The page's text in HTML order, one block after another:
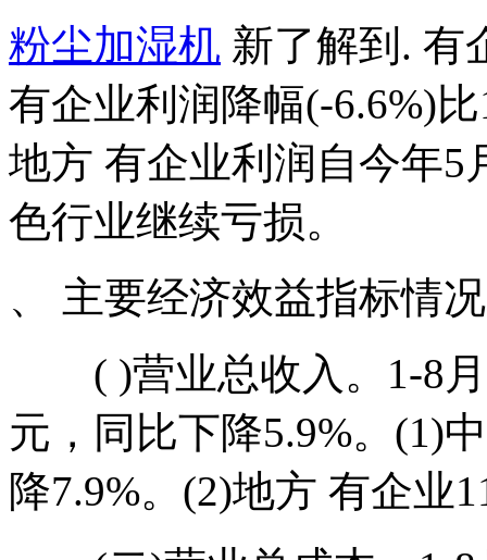
粉尘加湿机 新了解到. 有
有企业利润降幅(-6.6%)
地方 有企业利润自今年5
色行业继续亏损。
、 主要经济效益指标情况
( )营业总收入。1-8月
元，同比下降5.9%。(1)
降7.9%。(2)地方 有企业